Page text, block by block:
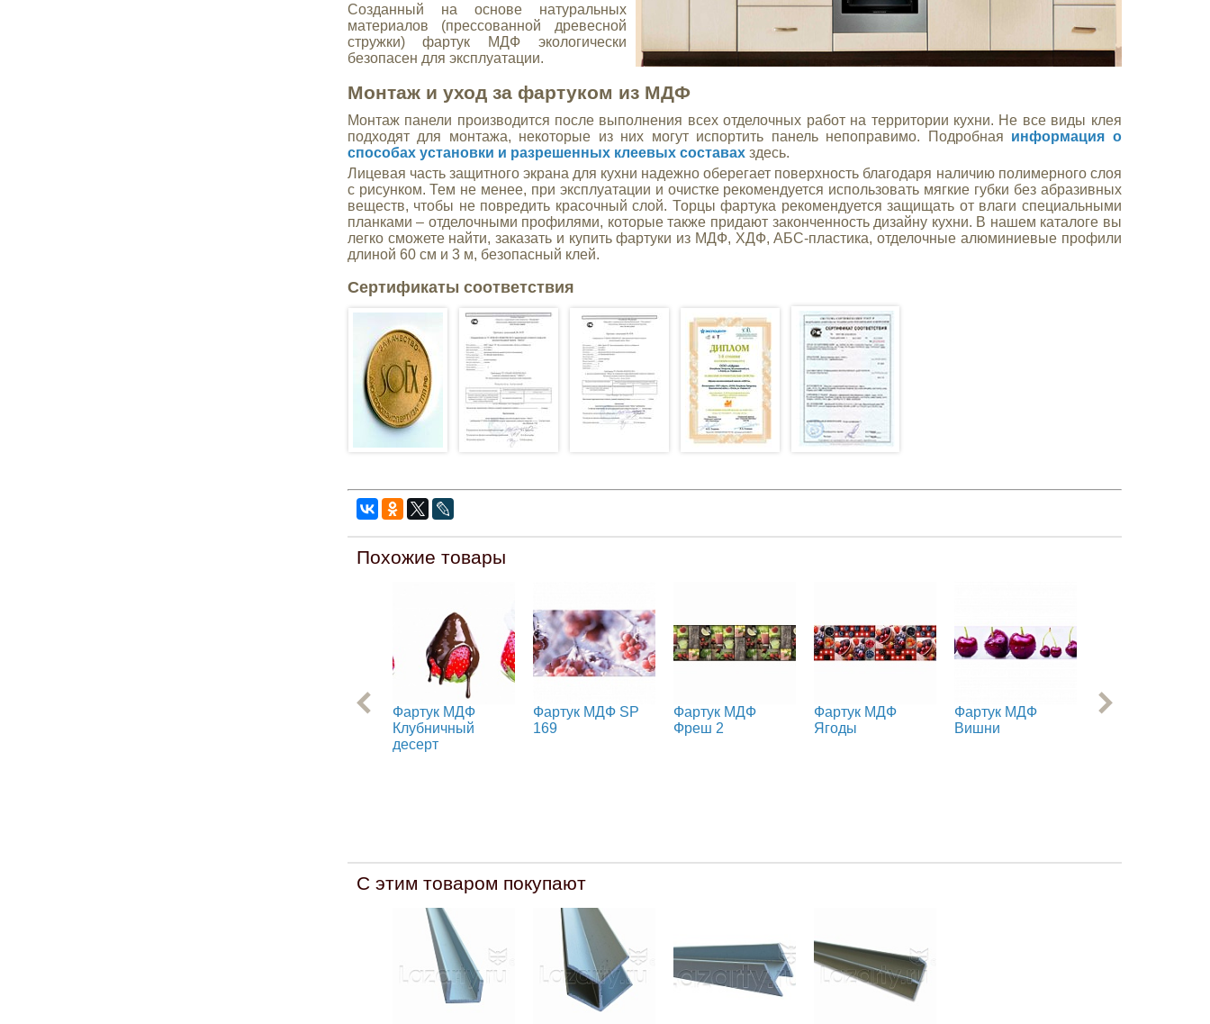
Созданный на основе натуральных
материалов (прессованной древесной
стружки) фартук МДФ экологически
безопасен для эксплуатации.
Монтаж и уход за фартуком из МДФ
Монтаж панели производится после выполнения всех отделочных работ на территории кухни. Не все виды клея
подходят для монтажа, некоторые из них могут испортить панель непоправимо. Подробная информация о
способах установки и разрешенных клеевых составахздесь.
Лицевая часть защитного экрана для кухни надежно оберегает поверхность благодаря наличию полимерного слоя
с рисунком. Тем не менее, при эксплуатации и очистке рекомендуется использовать мягкие губки без абразивных
веществ, чтобы не повредить красочный слой. Торцы фартука рекомендуется защищать от влаги специальными
планками – отделочными профилями, которые также придают законченность дизайну кухни. В нашем каталоге вы
легко сможете найти, заказать и купить фартуки из МДФ, ХДФ, АБС-пластика, отделочные алюминиевые профили
длиной 60 см и 3 м, безопасный клей.
Сертификаты соответствия
Похожие товары
Фартук МДФ
Клубничный
десерт
Фартук МДФ SP
169
Фартук МДФ
Фреш 2
Фартук МДФ
Ягоды
Фартук МДФ
Вишни
Фартук МДФ
С этим товаром покупают